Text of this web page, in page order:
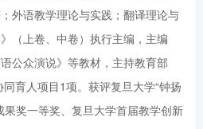
外语教学理论与实践；翻译理论与
（上卷、中卷）执行主编，主编
公众演说》等教材，主持教育部
育人项目1项。获评复旦大学“钟扬
果奖一等奖、复旦大学首届教学创新